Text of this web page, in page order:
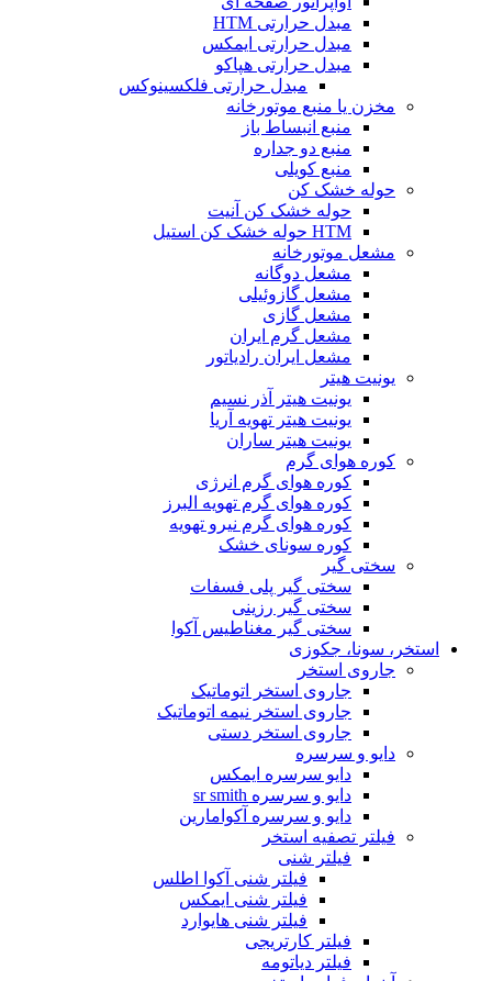
مبدل حرارتی HTM
مبدل حرارتی ایمکس
مبدل حرارتی هپاکو
مبدل حرارتی فلکسینوکس
مخزن یا منبع موتورخانه
منبع انبساط باز
منبع دو جداره
منبع کویلی
حوله خشک کن
حوله خشک کن آنیت
HTM حوله خشک کن استیل
مشعل موتورخانه
مشعل دوگانه
مشعل گازوئیلی
مشعل گازی
مشعل گرم ایران
مشعل ایران رادیاتور
یونیت هیتر
یونیت هیتر آذر نسیم
یونیت هیتر تهویه آریا
یونیت هیتر ساران
کوره هوای گرم
کوره هوای گرم انرژی
کوره هوای گرم تهویه البرز
کوره هوای گرم نیرو تهویه
کوره سونای خشک
سختی گیر
سختی گیر پلی فسفات
سختی گیر رزینی
سختی گیر مغناطیس آکوا
استخر، سونا، جکوزی
جاروی استخر
جاروی استخر اتوماتیک
جاروی استخر نیمه اتوماتیک
جاروی استخر دستی
دایو و سرسره
دایو سرسره ایمکس
دایو و سرسره sr smith
دایو و سرسره آکوامارین
فیلتر تصفیه استخر
فیلتر شنی
فیلتر شنی آکوا اطلس
فیلتر شنی ایمکس
فیلتر شنی هایوارد
فیلتر کارتریجی
فیلتر دیاتومه